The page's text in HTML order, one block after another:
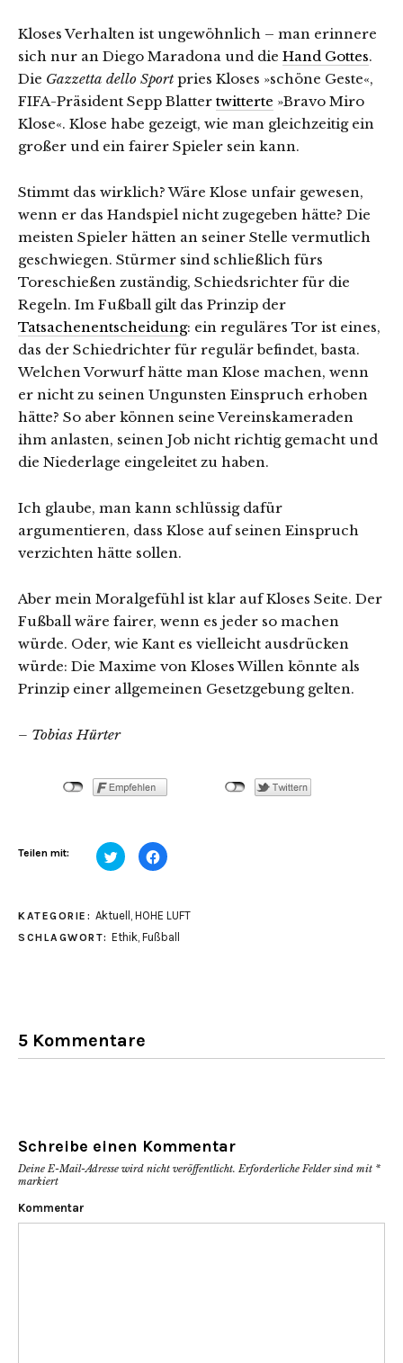
Kloses Verhalten ist ungewöhnlich – man erinnere
sich nur an Diego Maradona und die Hand Gottes.
Die Gazzetta dello Sportpries Kloses »schöne Geste«,
FIFA-Präsident Sepp Blatter twitterte »Bravo Miro
Klose«. Klose habe gezeigt, wie man gleichzeitig ein
großer und ein fairer Spieler sein kann.
Stimmt das wirklich? Wäre Klose unfair gewesen,
wenn er das Handspiel nicht zugegeben hätte? Die
meisten Spieler hätten an seiner Stelle vermutlich
geschwiegen. Stürmer sind schließlich fürs
Toreschießen zuständig, Schiedsrichter für die
Regeln. Im Fußball gilt das Prinzip der
Tatsachenentscheidung: ein reguläres Tor ist eines,
das der Schiedrichter für regulär befindet, basta.
Welchen Vorwurf hätte man Klose machen, wenn
er nicht zu seinen Ungunsten Einspruch erhoben
hätte? So aber können seine Vereinskameraden
ihm anlasten, seinen Job nicht richtig gemacht und
die Niederlage eingeleitet zu haben.
Ich glaube, man kann schlüssig dafür
argumentieren, dass Klose auf seinen Einspruch
verzichten hätte sollen.
Aber mein Moralgefühl ist klar auf Kloses Seite. Der
Fußball wäre fairer, wenn es jeder so machen
würde. Oder, wie Kant es vielleicht ausdrücken
würde: Die Maxime von Kloses Willen könnte als
Prinzip einer allgemeinen Gesetzgebung gelten.
– Tobias Hürter
Teilen mit: Klick,
um
teilen
(Wird
in
neuem
Klick,
um
(Wird
in
neuem
KATEGORIE: Aktuell HOHE LUFT
SCHLAGWORT: Ethik Fußball
5 Kommentare
Schreibe einen Kommentar
Deine E-Mail-Adresse wird nicht veröffentlicht. Erforderliche Felder sind mit *
markiert
Kommentar